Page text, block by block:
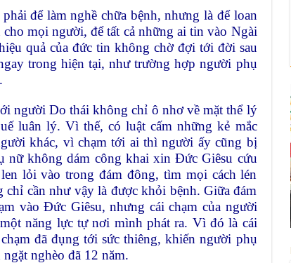
để làm nghề chữa bệnh, nhưng là để loan
mọi người, để tất cả những ai tin vào Ngài
quả của đức tin không chờ đợi tới đời sau
trong hiện tại, như trường hợp người phụ
người Do thái không chỉ ô nhơ về mặt thể lý
luân lý. Vì thế, có luật cấm những kẻ mắc
khác, vì chạm tới ai thì người ấy cũng bị
nữ không dám công khai xin Đức Giêsu cứu
lỏi vào trong đám đông, tìm mọi cách lén
chỉ cần như vậy là được khỏi bệnh. Giữa đám
vào Đức Giêsu, nhưng cái chạm của người
năng lực tự nơi mình phát ra. Vì đó là cái
đã đụng tới sức thiêng, khiến người phụ
nghèo đã 12 năm.